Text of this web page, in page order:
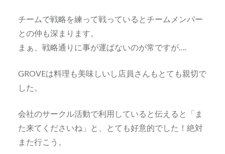
チームで戦略を練って戦っているとチームメンバー
との仲も深まります。
まぁ、戦略通りに事が運ばないのが常ですが….
GROVEは料理も美味しいし店員さんもとても親切で
した。
会社のサークル活動で利用していると伝えると「ま
た来てくださいね」と、とても好意的でした！絶対
また行こう。